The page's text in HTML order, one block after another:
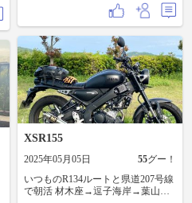
XSR155
2025年05月05日 55グー！
いつものR134ルートと県道207号線
で朝活 材木座→逗子海岸→葉山マ